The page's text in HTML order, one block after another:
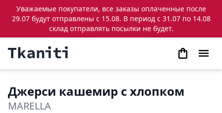
Уважаемые покупатели, все заказы оплаченные после
29.07 будут отправлены с 15.08. В период с 31.07 по 14.08
склад отправлять посылки не будет.
Джерси кашемир с хлопком
MARELLA